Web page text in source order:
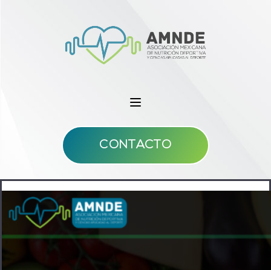
CONTACTO